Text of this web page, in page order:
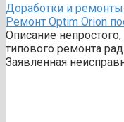
Доработки и ремонты
Ремонт Optim Orion
Описание
типового ремонта
Заявленная